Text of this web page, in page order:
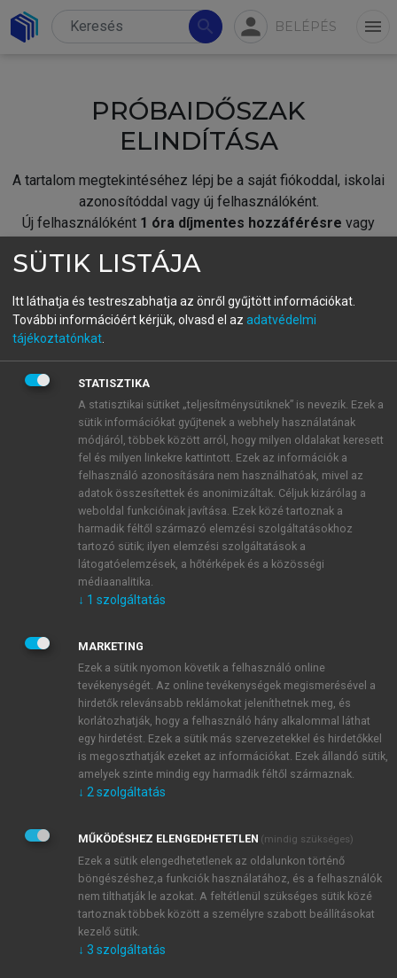
search person BELÉPÉS menu
PRÓBAIDŐSZAK
ELINDÍTÁSA
A tartalom megtekintéséhez lépj be a saját fiókoddal, iskolai
azonosítóddal vagy új felhasználóként.
Új felhasználóként 1 óra díjmentes hozzáférésre vagy
fiókoddal,vagy hozz létre új fiókot.
A regisztráció után apróbaidőszakautomatikusan
BELÉPÉS SAJÁT FIÓKKAL
ÚJ FIÓK LÉTREHOZÁSA
1 óra díjmentes hozzáférés
E-MAIL-CÍM
JELSZÓ
JELSZÓ ÚJRA
Kérek értesítést a MeRSZ újdonságairól, akcióiról.
Kérek értesítést az Akadémiai Kiadó Zrt. újdonságairól,
Adatkezelési tájékoztatóbanfoglaltakat tudomásul
veszem és elfogadom.
Általános vásárlási feltételeket, valamint a szotar.netés a
mersz.huoldalak licencszerződéseiben foglaltakat
tudomásul veszem és elfogadom.
KIPRÓBÁLOM
SÜTIK LISTÁJA
Itt láthatja és testreszabhatja az önről gyűjtött információkat.
További információért kérjük, olvasd el az adatvédelmi
tájékoztatónkat
STATISZTIKA
A statisztikai sütiket „teljesítménysütiknek” is nevezik. Ezek a
sütik információkat gyűjtenek a webhely használatának
módjáról, többek között arról, hogy milyen oldalakat keresett
fel és milyen linkekre kattintott. Ezek az információk a
felhasználó azonosítására nem használhatóak, mivel az
adatok összesítettek és anonimizáltak. Céljuk kizárólag a
weboldal funkcióinak javítása. Ezek közé tartoznak a
harmadik féltől származó elemzési szolgáltatásokhoz
tartozó sütik; ilyen elemzési szolgáltatások a
látogatóelemzések, a hőtérképek és a közösségi
médiaanalitika.
↓ 1 szolgáltatás
MARKETING
Ezek a sütik nyomon követik a felhasználó online
tevékenységét. Az online tevékenységek megismerésével a
hirdetők relevánsabb reklámokat jeleníthetnek meg, és
korlátozhatják, hogy a felhasználó hány alkalommal láthat
egy hirdetést. Ezek a sütik más szervezetekkel és hirdetőkkel
is megoszthatják ezeket az információkat. Ezek állandó sütik,
amelyek szinte mindig egy harmadik féltől származnak.
↓ 2 szolgáltatás
MŰKÖDÉSHEZ ELENGEDHETETLEN (mindig szükséges)
Ezek a sütik elengedhetetlenek az oldalunkon történő
böngészéshez,a funkciók használatához, és a felhasználók
nem tilthatják le azokat. A feltétlenül szükséges sütik közé
tartoznak többek között a személyre szabott beállításokat
kezelő sütik.
↓ 3 szolgáltatás